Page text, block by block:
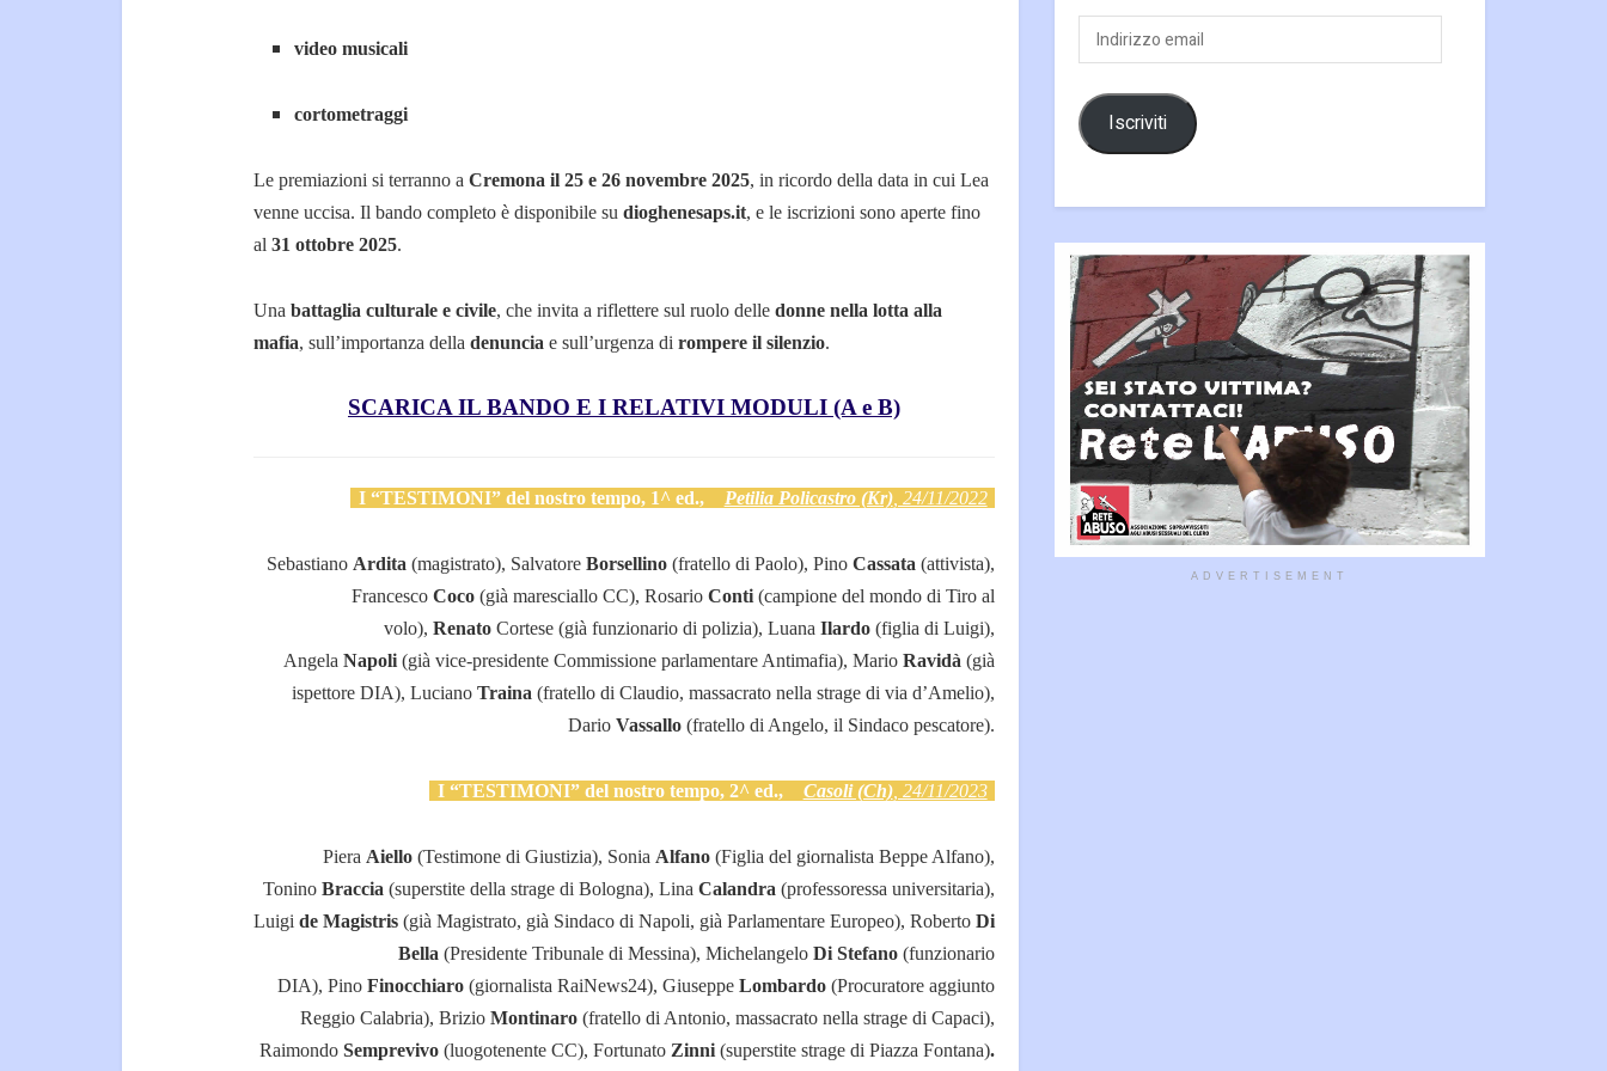
video musicali
cortometraggi
Le premiazioni si terranno a Cremona il 25 e 26 novembre 2025, in ricordo della data in cui Lea
venne uccisa. Il bando completo è disponibile su dioghenesaps.it, e le iscrizioni sono aperte fino
al 31 ottobre 2025.
Una battaglia culturale e civile, che invita a riflettere sul ruolo delle donne nella lotta alla
mafia, sull’importanza della denuncia e sull’urgenza di rompere il silenzio.
SCARICA IL BANDO E I RELATIVI MODULI (A e B)
I “TESTIMONI” del nostro tempo, 1^ ed., Petilia Policastro (Kr), 24/11/2022
Sebastiano Ardita (magistrato), Salvatore Borsellino (fratello di Paolo), Pino Cassata (attivista),
Francesco Coco (già maresciallo CC), Rosario Conti (campione del mondo di Tiro al
volo), Renato Cortese (già funzionario di polizia), Luana Ilardo (figlia di Luigi),
Angela Napoli (già vice-presidente Commissione parlamentare Antimafia), Mario Ravidà (già
ispettore DIA), Luciano Traina (fratello di Claudio, massacrato nella strage di via d’Amelio),
Dario Vassallo (fratello di Angelo, il Sindaco pescatore).
I “TESTIMONI” del nostro tempo, 2^ ed., Casoli (Ch), 24/11/2023
Piera Aiello (Testimone di Giustizia), Sonia Alfano (Figlia del giornalista Beppe Alfano),
Tonino Braccia (superstite della strage di Bologna), Lina Calandra (professoressa universitaria),
Luigi de Magistris (già Magistrato, già Sindaco di Napoli, già Parlamentare Europeo), Roberto Di
Bella (Presidente Tribunale di Messina), Michelangelo Di Stefano (funzionario
DIA), Pino Finocchiaro (giornalista RaiNews24), Giuseppe Lombardo (Procuratore aggiunto
Reggio Calabria), Brizio Montinaro (fratello di Antonio, massacrato nella strage di Capaci),
Raimondo Semprevivo (luogotenente CC), Fortunato Zinni (superstite strage di Piazza Fontana).
Indirizzo
email
Iscriviti
ADVERTISEMENT